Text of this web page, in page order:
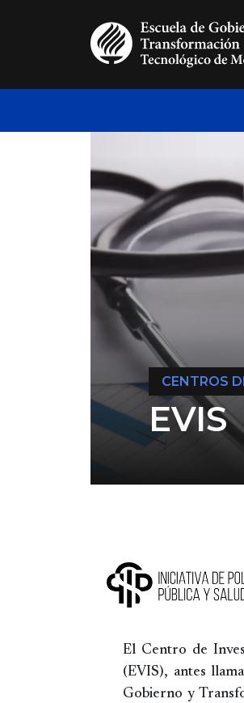
CENTROS
EVIS
Image
El Centro de
(EVIS), antes
Gobierno y